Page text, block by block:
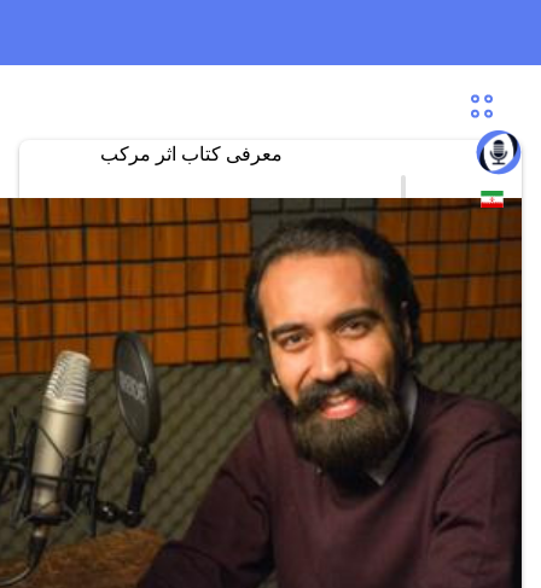
معرفی کتاب اثر مرکب